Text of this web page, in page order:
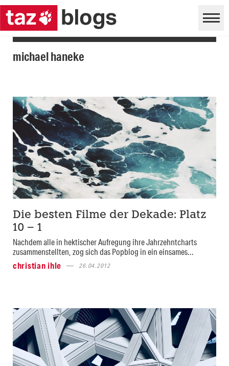
michael haneke
Die besten Filme der Dekade: Platz
10 – 1
Nachdem alle in hektischer Aufregung ihre Jahrzehntcharts
zusammenstellten, zog sich das Popblog in ein einsames...
christian ihle
26.04.2012